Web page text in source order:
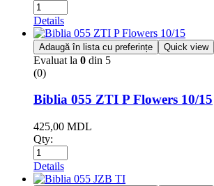
Details
Adaugă în lista cu preferințe Quick view
Evaluat la 0 din 5
(0)
Biblia 055 ZTI P Flowers 10/15
425,00 MDL
Qty:
Details